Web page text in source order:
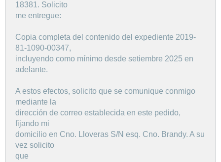
18381. Solicito
me entregue:
Copia completa del contenido del expediente 2019-
81-1090-00347,
incluyendo como mínimo desde setiembre 2025 en
adelante.
A estos efectos, solicito que se comunique conmigo
mediante la
dirección de correo establecida en este pedido,
fijando mi
domicilio en Cno. Lloveras S/N esq. Cno. Brandy. A su
vez solicito
que